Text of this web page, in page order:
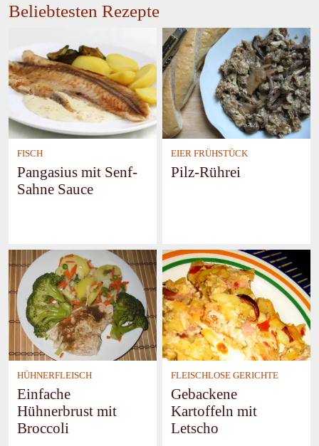
Beliebtesten Rezepte
FISCH
Pangasius mit Senf-
Sahne Sauce
EIER FRÜHSTÜCK
Pilz-Rührei
HÜHNERFLEISCH
Einfache
Hühnerbrust mit
Broccoli
FLEISCHLOSE GERICHTE
Gebackene
Kartoffeln mit
Letscho